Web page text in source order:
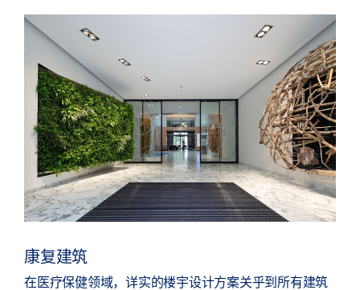
康复建筑
在医疗保健领域，详实的楼宇设计方案关乎到所有建筑